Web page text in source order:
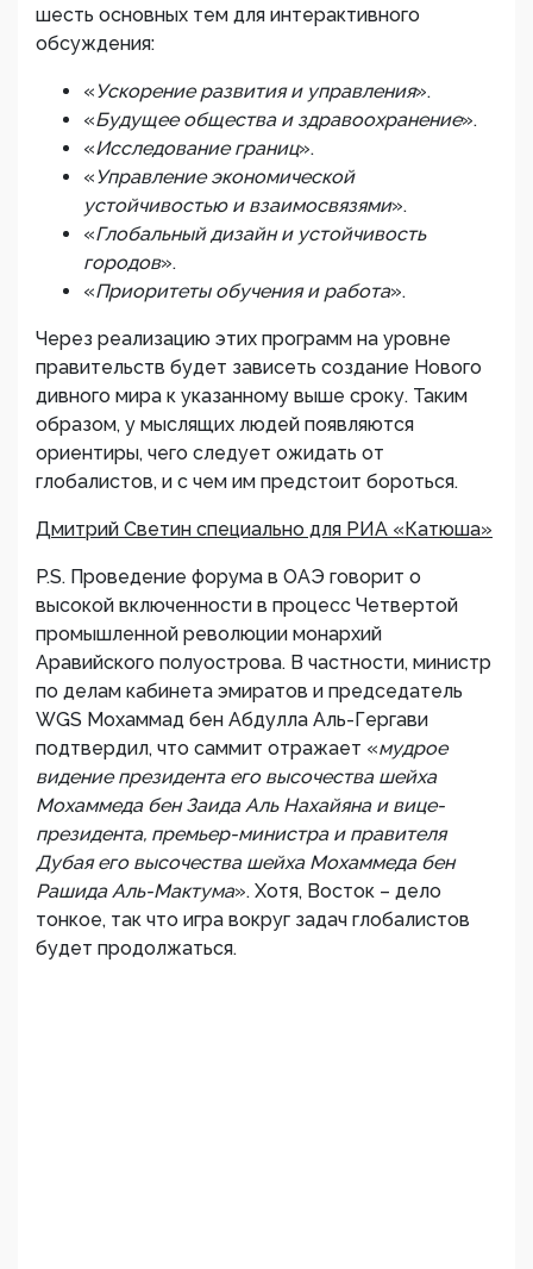
шесть основных тем для интерактивного
обсуждения:
«Ускорение развития и управления».
«Будущее общества и здравоохранение».
«Исследование границ».
«Управление экономической
устойчивостью и взаимосвязями».
«Глобальный дизайн и устойчивость
городов».
«Приоритеты обучения и работа».
Через реализацию этих программ на уровне
правительств будет зависеть создание Нового
дивного мира к указанному выше сроку. Таким
образом, у мыслящих людей появляются
ориентиры, чего следует ожидать от
глобалистов, и с чем им предстоит бороться.
Дмитрий Светин специально для РИА «Катюша»
P.S. Проведение форума в ОАЭ говорит о
высокой включенности в процесс Четвертой
промышленной революции монархий
Аравийского полуострова. В частности, министр
по делам кабинета эмиратов и председатель
WGS Мохаммад бен Абдулла Аль-Гергави
подтвердил, что саммит отражает «мудрое
видение президента его высочества шейха
Мохаммеда бен Заида Аль Нахайяна и вице-
президента, премьер-министра и правителя
Дубая его высочества шейха Мохаммеда бен
Рашида Аль-Мактума». Хотя, Восток – дело
тонкое, так что игра вокруг задач глобалистов
будет продолжаться.